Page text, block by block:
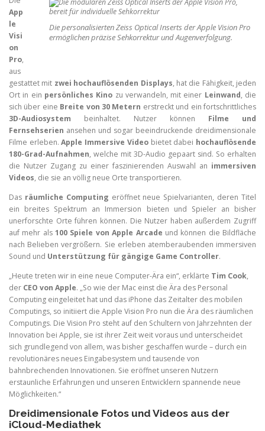
Die personalisierten Zeiss Optical Inserts der Apple Vision Pro
ermöglichen präzise Sehkorrektur und Augenverfolgung.
App
le
Visi
on
Pro,
aus
gestattet mit zwei hochauflösenden Displays, hat die Fähigkeit, jeden
Ort in ein persönliches Kino zu verwandeln, mit einer Leinwand, die
sich über eine Breite von 30 Metern erstreckt und ein fortschrittliches
3D-Audiosystem beinhaltet. Nutzer können Filme und
Fernsehserien ansehen und sogar beeindruckende dreidimensionale
Filme erleben.Apple Immersive Videobietet dabei hochauflösende
180-Grad-Aufnahmen, welche mit 3D-Audio gepaart sind. So erhalten
die Nutzer Zugang zu einer faszinierenden Auswahl an immersiven
Videos, die sie an völlig neue Orte transportieren.
Das räumliche Computing eröffnet neue Spielvarianten, deren Titel
ein breites Spektrum an Immersion bieten und Spieler an bisher
unerforschte Orte führen können. Die Nutzer haben außerdem Zugriff
auf mehr als100 Spiele von Apple Arcade und können die Bildfläche
nach Belieben vergrößern. Sie erleben atemberaubenden immersiven
Sound und Unterstützung für gängige Game Controller.
„Heute treten wir in eine neue Computer-Ära ein“, erklärte Tim Cook,
der CEO von Apple. „So wie der Mac einst die Ära des Personal
Computing eingeleitet hat und das iPhone das Zeitalter des mobilen
Computings, so initiiert die Apple Vision Pro nun die Ära des räumlichen
Computings. Die Vision Pro steht auf den Schultern von Jahrzehnten der
Innovation bei Apple, sie ist ihrer Zeit weit voraus und unterscheidet
sich grundlegend von allem, was bisher geschaffen wurde – durch ein
revolutionäres neues Eingabesystem und tausende von
bahnbrechenden Innovationen. Sie eröffnet unseren Nutzern
erstaunliche Erfahrungen und unseren Entwicklern spannende neue
Möglichkeiten.“
Dreidimensionale Fotos und Videos aus der
iCloud-Mediathek